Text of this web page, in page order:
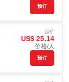
预订
起价
US$ 25.14
价格/人
预订